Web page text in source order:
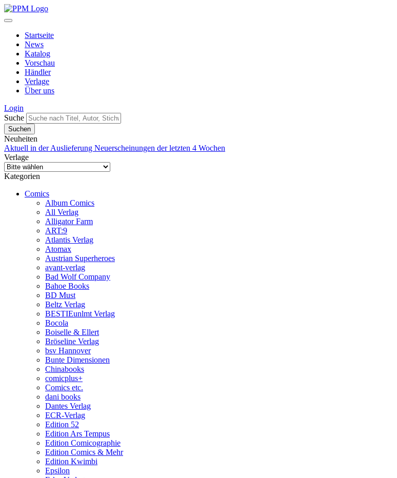
Startseite
News
Katalog
Vorschau
Händler
Verlage
Über uns
Login
Suche
Neuheiten
Aktuell in der Auslieferung Neuerscheinungen der letzten 4 Wochen
Verlage
Kategorien
Comics
Album Comics
All Verlag
Alligator Farm
ART:9
Atlantis Verlag
Atomax
Austrian Superheroes
avant-verlag
Bad Wolf Company
Bahoe Books
BD Must
Beltz Verlag
BESTIEunlmt Verlag
Bocola
Boiselle & Ellert
Bröseline Verlag
bsv Hannover
Bunte Dimensionen
Chinabooks
comicplus+
Comics etc.
dani books
Dantes Verlag
ECR-Verlag
Edition 52
Edition Ars Tempus
Edition Comicographie
Edition Comics & Mehr
Edition Kwimbi
Epsilon